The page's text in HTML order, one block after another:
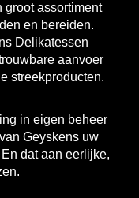
groot assortiment
en bereiden.
Delikatessen
aanvoer
streekproducten.
in eigen beheer
Geyskens uw
dat aan eerlijke,